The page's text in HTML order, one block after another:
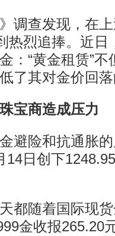
查发现，在上
热烈追捧。近
：“黄金租赁”
了其对金价回
宝商造成压力
险和抗通胀的
14日创下
随着国际现货
金收报265.20